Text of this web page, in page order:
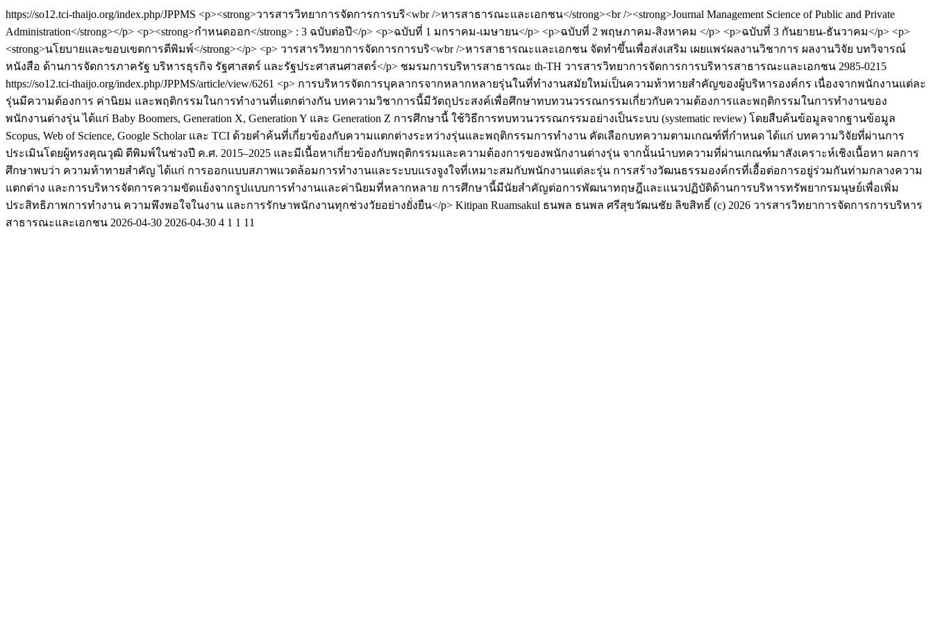
https://so12.tci-thaijo.org/index.php/JPPMS <p><strong>วารสารวิทยาการจัดการการบริ<wbr />หารสาธารณะและเอกชน</strong><br /><strong>Journal Management Science of Public and Private
Administration</strong></p> <p><strong>กำหนดออก</strong> : 3 ฉบับต่อปี</p> <p>ฉบับที่ 1 มกราคม-เมษายน</p> <p>ฉบับที่ 2 พฤษภาคม-สิงหาคม </p> <p>ฉบับที่ 3 กันยายน-ธันวาคม</p> <p>
<strong>นโยบายและขอบเขตการตีพิมพ์</strong></p> <p> วารสารวิทยาการจัดการการบริ<wbr />หารสาธารณะและเอกชน จัดทำขึ้นเพื่อส่งเสริม เผยแพร่ผลงานวิชาการ ผลงานวิจัย บทวิจารณ์
หนังสือ ด้านการจัดการภาครัฐ บริหารธุรกิจ รัฐศาสตร์ และรัฐประศาสนศาสตร์</p> ชมรมการบริหารสาธารณะ th-TH วารสารวิทยาการจัดการการบริหารสาธารณะและเอกชน 2985-0215
https://so12.tci-thaijo.org/index.php/JPPMS/article/view/6261 <p> การบริหารจัดการบุคลากรจากหลากหลายรุ่นในที่ทำงานสมัยใหม่เป็นความท้าทายสำคัญของผู้บริหารองค์กร เนื่องจากพนักงานแต่ละ
รุ่นมีความต้องการ ค่านิยม และพฤติกรรมในการทำงานที่แตกต่างกัน บทความวิชาการนี้มีวัตถุประสงค์เพื่อศึกษาทบทวนวรรณกรรมเกี่ยวกับความต้องการและพฤติกรรมในการทำงานของ
พนักงานต่างรุ่น ได้แก่ Baby Boomers, Generation X, Generation Y และ Generation Z การศึกษานี้ ใช้วิธีการทบทวนวรรณกรรมอย่างเป็นระบบ (systematic review) โดยสืบค้นข้อมูลจากฐานข้อมูล
Scopus, Web of Science, Google Scholar และ TCI ด้วยคำค้นที่เกี่ยวข้องกับความแตกต่างระหว่างรุ่นและพฤติกรรมการทำงาน คัดเลือกบทความตามเกณฑ์ที่กำหนด ได้แก่ บทความวิจัยที่ผ่านการ
ประเมินโดยผู้ทรงคุณวุฒิ ตีพิมพ์ในช่วงปี ค.ศ. 2015–2025 และมีเนื้อหาเกี่ยวข้องกับพฤติกรรมและความต้องการของพนักงานต่างรุ่น จากนั้นนำบทความที่ผ่านเกณฑ์มาสังเคราะห์เชิงเนื้อหา ผลการ
ศึกษาพบว่า ความท้าทายสำคัญ ได้แก่ การออกแบบสภาพแวดล้อมการทำงานและระบบแรงจูงใจที่เหมาะสมกับพนักงานแต่ละรุ่น การสร้างวัฒนธรรมองค์กรที่เอื้อต่อการอยู่ร่วมกันท่ามกลางความ
แตกต่าง และการบริหารจัดการความขัดแย้งจากรูปแบบการทำงานและค่านิยมที่หลากหลาย การศึกษานี้มีนัยสำคัญต่อการพัฒนาทฤษฎีและแนวปฏิบัติด้านการบริหารทรัพยากรมนุษย์เพื่อเพิ่ม
ประสิทธิภาพการทำงาน ความพึงพอใจในงาน และการรักษาพนักงานทุกช่วงวัยอย่างยั่งยืน</p> Kitipan Ruamsakul ธนพล ธนพล ศรีสุขวัฒนชัย ลิขสิทธิ์ (c) 2026 วารสารวิทยาการจัดการการบริหาร
สาธารณะและเอกชน 2026-04-30 2026-04-30 4 1 1 11